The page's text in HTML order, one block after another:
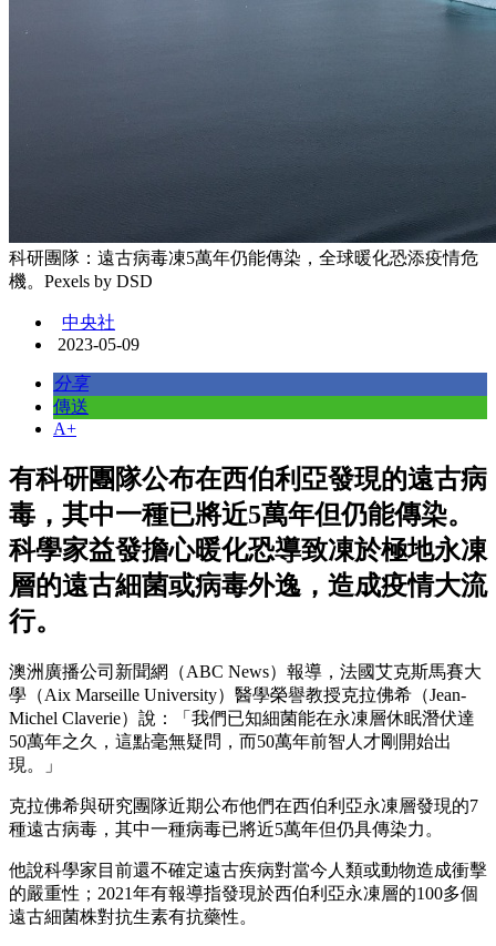
科研團隊：遠古病毒凍5萬年仍能傳染，全球暖化恐添疫情危
機。Pexels by DSD
中央社
2023-05-09
分享
傳送
A+
有科研團隊公布在西伯利亞發現的遠古病
毒，其中一種已將近5萬年但仍能傳染。
科學家益發擔心暖化恐導致凍於極地永凍
層的遠古細菌或病毒外逸，造成疫情大流
行。
澳洲廣播公司新聞網（ABC News）報導，法國艾克斯馬賽大
學（Aix Marseille University）醫學榮譽教授克拉佛希（Jean-
Michel Claverie）說：「我們已知細菌能在永凍層休眠潛伏達
50萬年之久，這點毫無疑問，而50萬年前智人才剛開始出
現。」
克拉佛希與研究團隊近期公布他們在西伯利亞永凍層發現的7
種遠古病毒，其中一種病毒已將近5萬年但仍具傳染力。
他說科學家目前還不確定遠古疾病對當今人類或動物造成衝擊
的嚴重性；2021年有報導指發現於西伯利亞永凍層的100多個
遠古細菌株對抗生素有抗藥性。